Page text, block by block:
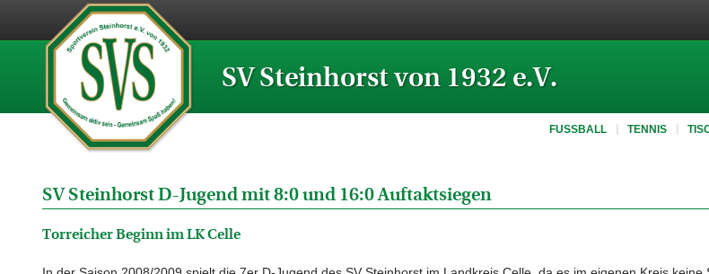
SV Steinhorst von 1932 e.V.
FUSSBALL TENNIS
SV Steinhorst D-Jugend mit 8:0 und 16:0 Auftaktsiegen
Torreicher Beginn im LK Celle